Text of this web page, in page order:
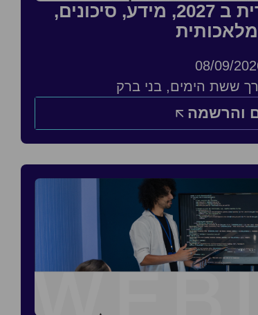
סדנה: העסקה מסחרית ב 2027, מידע, סיכונים,
08/09/
ששת הימים, בני ברק
והרשמה